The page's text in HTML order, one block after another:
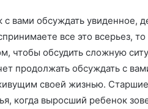
с вами обсуждать увиденное,
все это всерьез,
чтобы обсудить сложную
продолжать обсуждать с
своей жизнью.
когда выросший ребенок